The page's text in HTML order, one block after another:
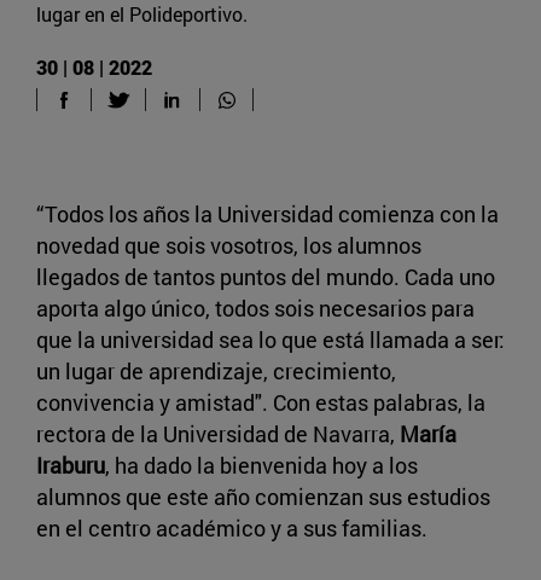
lugar en el Polideportivo.
30 | 08 | 2022
“Todos los años la Universidad comienza con la
novedad que sois vosotros, los alumnos
llegados de tantos puntos del mundo. Cada uno
aporta algo único, todos sois necesarios para
que la universidad sea lo que está llamada a ser:
un lugar de aprendizaje, crecimiento,
convivencia y amistad". Con estas palabras, la
rectora de la Universidad de Navarra, María
Iraburu, ha dado la bienvenida hoy a los
alumnos que este año comienzan sus estudios
en el centro académico y a sus familias.